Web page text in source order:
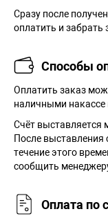
Сразу после
оплатить и
Способы
Оплатить заказ
наличными накассе
Cчёт выставляется
После выставления
течение этого
сообщить
Оплата по